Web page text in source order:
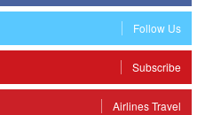
Follow Us
Subscribe
Airlines Travel